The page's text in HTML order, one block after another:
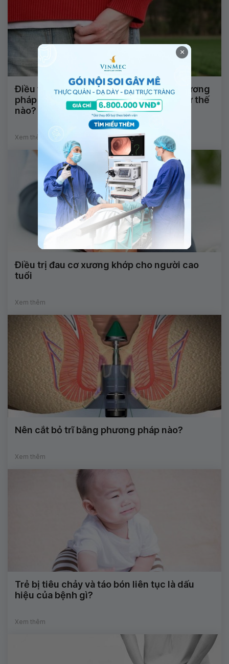
Điều trị trĩ ngoại độ 3, búi trĩ to bằng phương
pháp gì? Chế độ dinh dưỡng sau mổ như thế
nào?
Xem thêm
Điều trị đau cơ xương khớp cho người cao
tuổi
Xem thêm
Nên cắt bỏ trĩ bằng phương pháp nào?
Xem thêm
Trẻ bị tiêu chảy và táo bón liên tục là dấu
hiệu của bệnh gì?
Xem thêm
×